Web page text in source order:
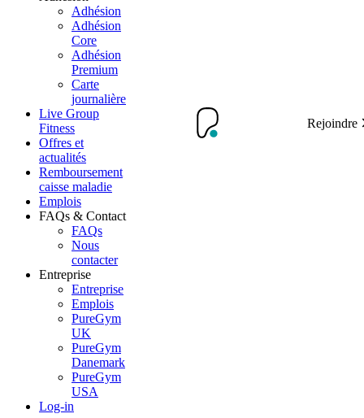
Adhésion
Adhésion
Core
Adhésion
Premium
Carte
journalière
Live Group
Fitness
Offres et
actualités
Remboursement
caisse maladie
Emplois
FAQs & Contact
FAQs
Nous
contacter
Entreprise
Entreprise
Emplois
PureGym
UK
PureGym
Danemark
PureGym
USA
Log-in
Rejoindre